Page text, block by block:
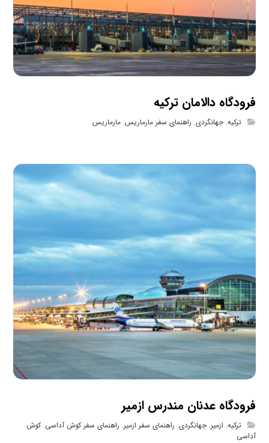
فرودگاه دالامان ترکیه
ترکیه,جهانگردی, راهنمای سفر مارماریس,مارماریس
فرودگاه عدنان مندرس ازمیر
ترکیه, ازمیر,جهانگردی, راهنمای سفر ازمیر, راهنمای سفر کوش آداسی,کوش
آداسی